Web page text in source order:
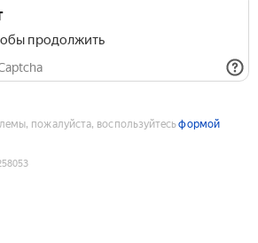
продолжить
пожалуйста, воспользуйтесьформой